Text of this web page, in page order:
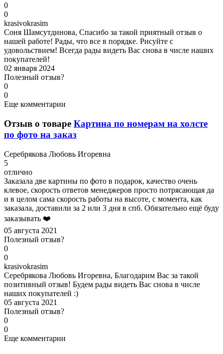
0
0
krasivokrasim
Соня Шамсутдинова, Спасибо за такой приятный отзыв о
нашей работе! Рады, что все в порядке. Рисуйте с
удовольствием! Всегда рады видеть Вас снова в числе наших
покупателей!
02 января 2024
Полезный отзыв?
0
0
Еще комментарии
Отзыв о товаре Картина по номерам на холсте
по фото на заказ
Серебрякова Любовь Игоревна
5
отлично
Заказала две картины по фото в подарок, качество очень
клевое, скорость ответов менеджеров просто потрясающая да
и в целом сама скорость работы на высоте, с момента, как
заказала, доставили за 2 или 3 дня в спб. Обязательно ещё буду
заказывать ❤️
05 августа 2021
Полезный отзыв?
0
0
krasivokrasim
Серебрякова Любовь Игоревна, Благодарим Вас за такой
позитивный отзыв! Будем рады видеть Вас снова в числе
наших покупателей :)
05 августа 2021
Полезный отзыв?
0
0
Еще комментарии